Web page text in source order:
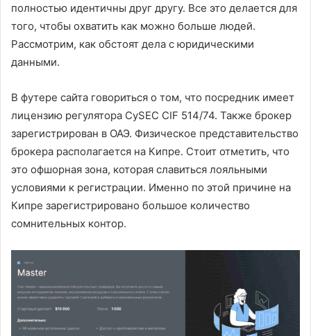
полностью идентичны друг другу. Все это делается для
того, чтобы охватить как можно больше людей.
Рассмотрим, как обстоят дела с юридическими
данными.
В футере сайта говориться о том, что посредник имеет
лицензию регулятора СySEC CIF 514/74. Также брокер
зарегистрирован в ОАЭ. Физическое представительство
брокера располагается на Кипре. Стоит отметить, что
это офшорная зона, которая славиться лояльными
условиями к регистрации. Именно по этой причине на
Кипре зарегистрировано большое количество
сомнительных контор.